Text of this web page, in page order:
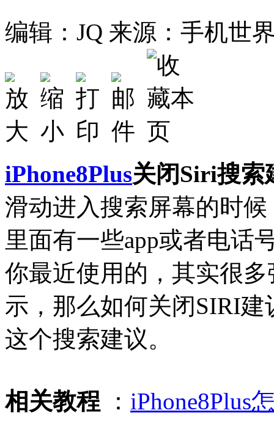
编辑：JQ 来源：手机世
iPhone8Plus关闭Siri搜索
滑动进入搜索屏幕的时
里面有一些app或者电话
你最近使用的，其实很
示，那么如何关闭SIRI
这个搜索建议。
相关教程 ： iPhone8Plus